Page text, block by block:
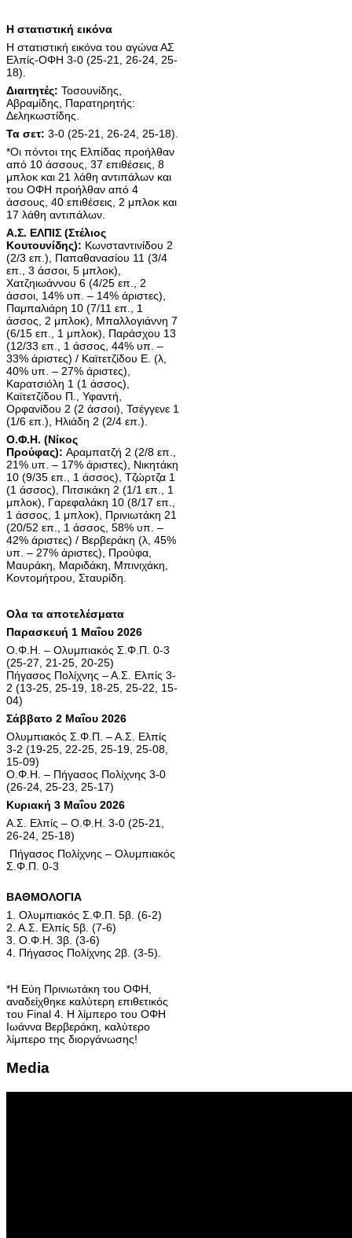
Η στατιστική εικόνα
H στατιστική εικόνα του αγώνα ΑΣ
Ελπίς-ΟΦΗ 3-0 (25-21, 26-24, 25-
18).
Διαιτητές: Τοσουνίδης,
Αβραμίδης, Παρατηρητής:
Δεληκωστίδης.
Τα σετ: 3-0 (25-21, 26-24, 25-18).
*Οι πόντοι της Ελπίδας προήλθαν
από 10 άσσους, 37 επιθέσεις, 8
μπλοκ και 21 λάθη αντιπάλων και
του ΟΦΗ προήλθαν από 4
άσσους, 40 επιθέσεις, 2 μπλοκ και
17 λάθη αντιπάλων.
Α.Σ. ΕΛΠΙΣ (Στέλιος
Κουτουνίδης): Κωνσταντινίδου 2
(2/3 επ.), Παπαθανασίου 11 (3/4
επ., 3 άσσοι, 5 μπλοκ),
Χατζηιωάννου 6 (4/25 επ., 2
άσσοι, 14% υπ. – 14% άριστες),
Παμπαλιάρη 10 (7/11 επ., 1
άσσος, 2 μπλοκ), Μπαλλογιάννη 7
(6/15 επ., 1 μπλοκ), Παράσχου 13
(12/33 επ., 1 άσσος, 44% υπ. –
33% άριστες) / Καϊτετζίδου Ε. (λ,
40% υπ. – 27% άριστες),
Καρατσιόλη 1 (1 άσσος),
Καϊτετζίδου Π., Υφαντή,
Ορφανίδου 2 (2 άσσοι), Τσέγγενε 1
(1/6 επ.), Ηλιάδη 2 (2/4 επ.).
Ο.Φ.Η. (Νίκος
Προύφας): Αραμπατζή 2 (2/8 επ.,
21% υπ. – 17% άριστες), Νικητάκη
10 (9/35 επ., 1 άσσος), Τζώρτζα 1
(1 άσσος), Πιτσικάκη 2 (1/1 επ., 1
μπλοκ), Γαρεφαλάκη 10 (8/17 επ.,
1 άσσος, 1 μπλοκ), Πρινιωτάκη 21
(20/52 επ., 1 άσσος, 58% υπ. –
42% άριστες) / Βερβεράκη (λ, 45%
υπ. – 27% άριστες), Προύφα,
Μαυράκη, Μαριδάκη, Μπινιχάκη,
Κοντομήτρου, Σταυρίδη.
Ολα τα αποτελέσματα
Παρασκευή 1 Μαΐου 2026
Ο.Φ.Η. – Ολυμπιακός Σ.Φ.Π. 0-3
(25-27, 21-25, 20-25)
Πήγασος Πολίχνης – Α.Σ. Ελπίς 3-
2 (13-25, 25-19, 18-25, 25-22, 15-
04)
Σάββατο 2 Μαΐου 2026
Ολυμπιακός Σ.Φ.Π. – Α.Σ. Ελπίς
3-2 (19-25, 22-25, 25-19, 25-08,
15-09)
Ο.Φ.Η. – Πήγασος Πολίχνης 3-0
(26-24, 25-23, 25-17)
Κυριακή 3 Μαΐου 2026
Α.Σ. Ελπίς – Ο.Φ.Η. 3-0 (25-21,
26-24, 25-18)
Πήγασος Πολίχνης – Ολυμπιακός
Σ.Φ.Π. 0-3
ΒΑΘΜΟΛΟΓΙΑ
1. Ολυμπιακός Σ.Φ.Π. 5β. (6-2)
2. Α.Σ. Ελπίς 5β. (7-6)
3. Ο.Φ.Η. 3β. (3-6)
4. Πήγασος Πολίχνης 2β. (3-5).
*Η Εύη Πρινιωτάκη του ΟΦΗ,
αναδείχθηκε καλύτερη επιθετικός
του Final 4. Η λίμπερο του ΟΦΗ
Ιωάννα Βερβεράκη, καλύτερο
λίμπερο της διοργάνωσης!
Media